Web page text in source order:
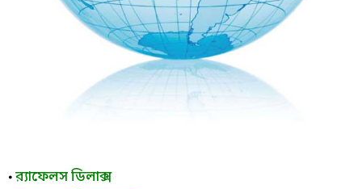
⦁র‌্যাফেলস ডিলাক্স